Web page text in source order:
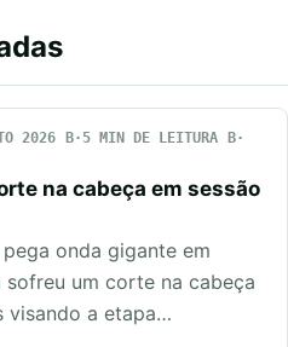
2026
5 MIN DE LEITURA
na cabeça em sessão
onda gigante em
sofreu um corte na cabeça
visando a etapa…